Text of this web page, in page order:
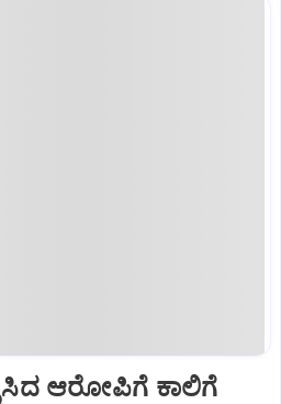
ಆರೋಪಿಗೆ ಕಾಲಿಗೆ